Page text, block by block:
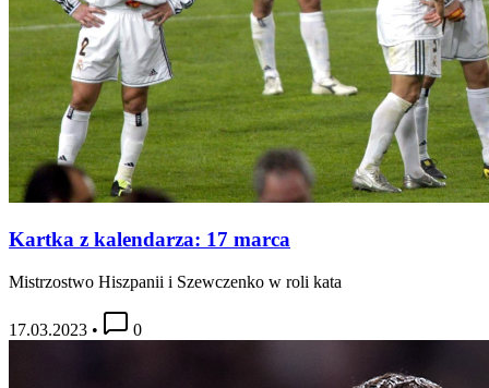
Kartka z kalendarza: 17 marca
Mistrzostwo Hiszpanii i Szewczenko w roli kata
17.03.2023 • 0